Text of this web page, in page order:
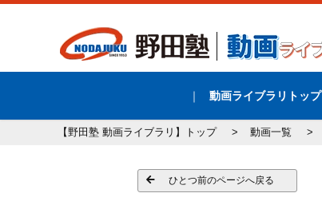
動画ライブラリトップ
【野田塾 動画ライブラリ】トップ 動画一覧
ひとつ前のページへ戻る